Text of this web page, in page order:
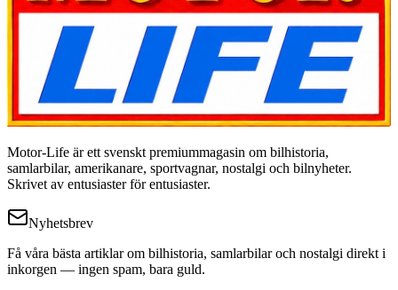
Motor-Life är ett svenskt premiummagasin om bilhistoria,
samlarbilar, amerikanare, sportvagnar, nostalgi och bilnyheter.
Skrivet av entusiaster för entusiaster.
Nyhetsbrev
Få våra bästa artiklar om bilhistoria, samlarbilar och nostalgi direkt i
inkorgen — ingen spam, bara guld.